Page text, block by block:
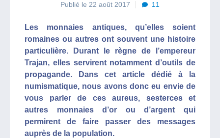
Publié le 22 août 2017
11
Les monnaies antiques, qu’elles soient
romaines ou autres ont souvent une histoire
particulière. Durant le règne de l’empereur
Trajan, elles servirent notamment d’outils de
propagande. Dans cet article dédié à la
numismatique, nous avons donc eu envie de
vous parler de ces aureus, sesterces et
autres monnaies d’or ou d’argent qui
permirent de faire passer des messages
auprès de la population.